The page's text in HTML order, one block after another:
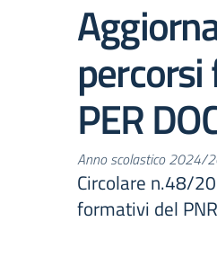
PER
Anno scolastico 2024/
Circolare n.48/
formativi del